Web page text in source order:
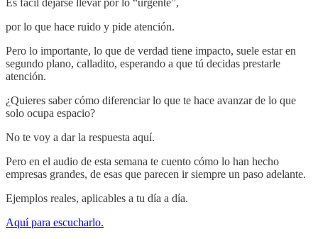
por lo que hace ruido y pide atención.
Pero lo importante, lo que de verdad tiene impacto, suele estar en
segundo plano, calladito, esperando a que tú decidas prestarle
atención.
¿Quieres saber cómo diferenciar lo que te hace avanzar de lo que
solo ocupa espacio?
No te voy a dar la respuesta aquí.
Pero en el audio de esta semana te cuento cómo lo han hecho
empresas grandes, de esas que parecen ir siempre un paso adelante.
Ejemplos reales, aplicables a tu día a día.
Aquí para escucharlo.